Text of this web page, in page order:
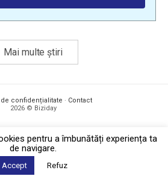
Mai multe știri
confidențialitate · Contact
2026 © Biziday
pentru a îmbunătăți experiența ta
de navigare.
Accept Refuz